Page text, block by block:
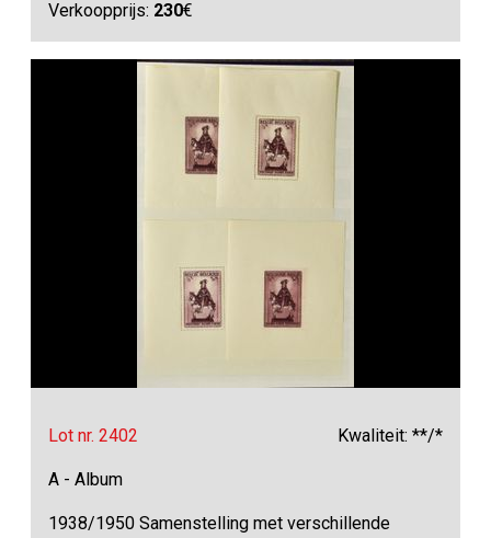
Verkoopprijs: 230€
Lot nr. 2402 Kwaliteit: **/*
A - Album
1938/1950 Samenstelling met verschillende